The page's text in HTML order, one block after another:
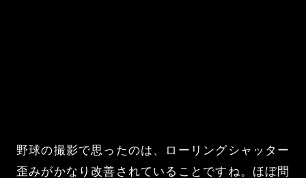
野球の撮影で思ったのは、ローリングシャッター
歪みがかなり改善されていることですね。ほぼ問